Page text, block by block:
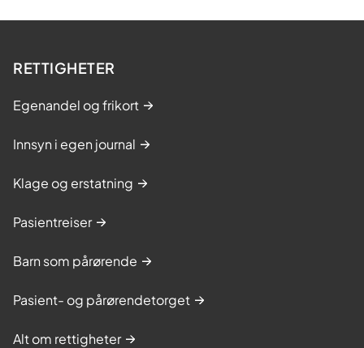
RETTIGHETER
Egenandel og frikort
Innsyn i egen journal
Klage og erstatning
Pasientreiser
Barn som pårørende
Pasient- og pårørendetorget
Alt om rettigheter